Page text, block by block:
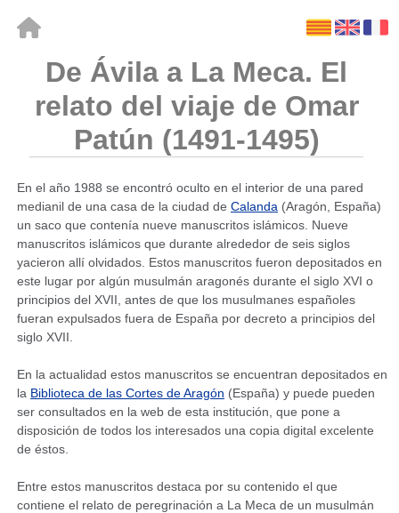
De Ávila a La Meca. El
relato del viaje de Omar
Patún (1491-1495)
En el año 1988 se encontró oculto en el interior de una pared
medianil de una casa de la ciudad de Calanda (Aragón, España)
un saco que contenía nueve manuscritos islámicos. Nueve
manuscritos islámicos que durante alrededor de seis siglos
yacieron allí olvidados. Estos manuscritos fueron depositados en
este lugar por algún musulmán aragonés durante el siglo XVI o
principios del XVII, antes de que los musulmanes españoles
fueran expulsados fuera de España por decreto a principios del
siglo XVII.
En la actualidad estos manuscritos se encuentran depositados en
la Biblioteca de las Cortes de Aragón (España) y puede pueden
ser consultados en la web de esta institución, que pone a
disposición de todos los interesados una copia digital excelente
de éstos.
Entre estos manuscritos destaca por su contenido el que
contiene el relato de peregrinación a La Meca de un musulmán